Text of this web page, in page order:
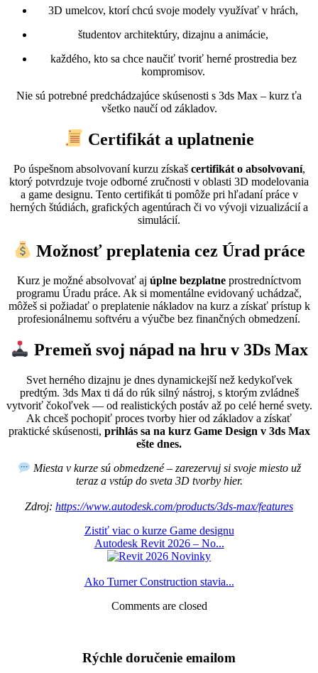
3D umelcov, ktorí chcú svoje modely využívať v hrách,
študentov architektúry, dizajnu a animácie,
každého, kto sa chce naučiť tvoriť herné prostredia bez
kompromisov.
Nie sú potrebné predchádzajúce skúsenosti s 3ds Max – kurz ťa
všetko naučí od základov.
Certifikát a uplatnenie
Po úspešnom absolvovaní kurzu získaš certifikát o absolvovaní,
ktorý potvrdzuje tvoje odborné zručnosti v oblasti 3D modelovania
a game designu. Tento certifikát ti pomôže pri hľadaní práce v
herných štúdiách, grafických agentúrach či vo vývoji vizualizácií a
simulácií.
Možnosť preplatenia cez Úrad práce
Kurz je možné absolvovať aj úplne bezplatne prostredníctvom
programu Úradu práce. Ak si momentálne evidovaný uchádzač,
môžeš si požiadať o preplatenie nákladov na kurz a získať prístup k
profesionálnemu softvéru a výučbe bez finančných obmedzení.
Premeň svoj nápad na hru v 3Ds Max
Svet herného dizajnu je dnes dynamickejší než kedykoľvek
predtým. 3ds Max ti dá do rúk silný nástroj, s ktorým zvládneš
vytvoriť čokoľvek — od realistických postáv až po celé herné svety.
Ak chceš pochopiť proces tvorby hier od základov a získať
praktické skúsenosti, prihlás sa na kurz Game Design v 3ds Max
ešte dnes.
Miesta v kurze sú obmedzené – zarezervuj si svoje miesto už
teraz a vstúp do sveta 3D tvorby hier.
Zdroj: https://www.autodesk.com/products/3ds-max/features
Zistiť viac o kurze Game designu
Autodesk Revit 2026 – No...
Ako Turner Construction stavia...
Comments are closed
Rýchle doručenie emailom